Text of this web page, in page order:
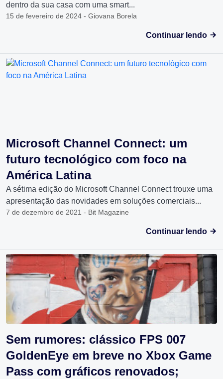
dentro da sua casa com uma smart...
15 de fevereiro de 2024 - Giovana Borela
Continuar lendo
Microsoft Channel Connect: um
futuro tecnológico com foco na
América Latina
A sétima edição do Microsoft Channel Connect trouxe uma
apresentação das novidades em soluções comerciais...
7 de dezembro de 2021 - Bit Magazine
Continuar lendo
Sem rumores: clássico FPS 007
GoldenEye em breve no Xbox Game
Pass com gráficos renovados;